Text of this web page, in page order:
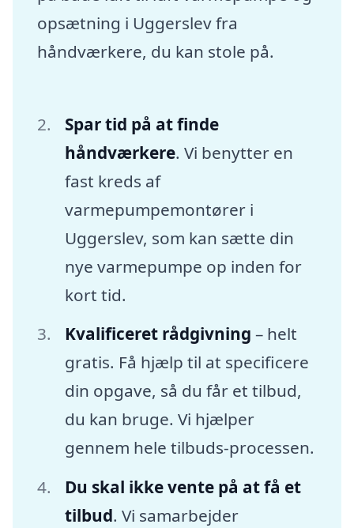
opsætning i Uggerslev fra
håndværkere, du kan stole på.
Spar tid på at finde
håndværkere. Vi benytter en
fast kreds af
varmepumpemontører i
Uggerslev, som kan sætte din
nye varmepumpe op inden for
kort tid.
Kvalificeret rådgivning – helt
gratis. Få hjælp til at specificere
din opgave, så du får et tilbud,
du kan bruge. Vi hjælper
gennem hele tilbuds-processen.
Du skal ikke vente på at få et
tilbud. Vi samarbejder